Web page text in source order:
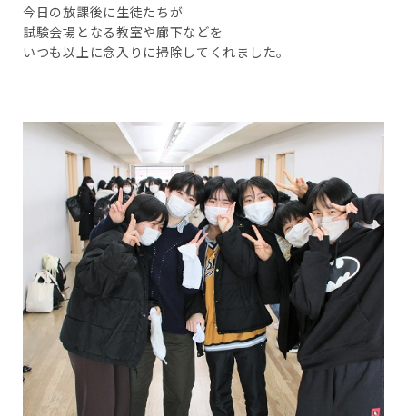
今日の放課後に生徒たちが
試験会場となる教室や廊下などを
いつも以上に念入りに掃除してくれました。